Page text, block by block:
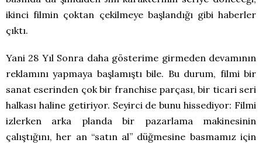
ikinci filmin çoktan çekilmeye başlandığı gibi haberler
çıktı.
Yani 28 Yıl Sonra daha gösterime girmeden devamının
reklamını yapmaya başlamıştı bile. Bu durum, filmi bir
sanat eserinden çok bir franchise parçası, bir ticari seri
halkası haline getiriyor. Seyirci de bunu hissediyor: Filmi
izlerken arka planda bir pazarlama makinesinin
çalıştığını, her an “satın al” düğmesine basmamız için